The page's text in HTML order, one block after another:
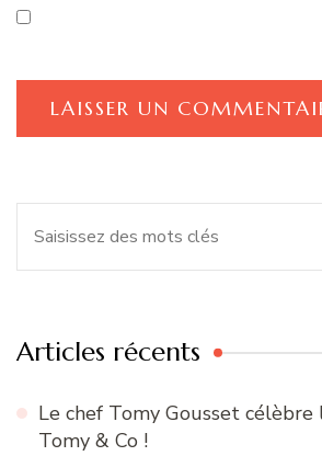
Articles récents
Le chef Tomy Gousset célèbre
Tomy & Co !